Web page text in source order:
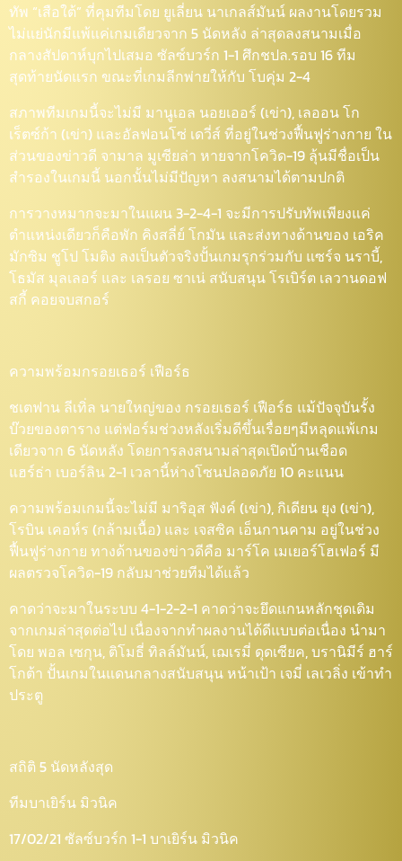
ทัพ “เสือใต้” ที่คุมทีมโดย ยูเลี่ยน นาเกลส์มันน์ ผลงานโดยรวม
ไม่แย่นักมีแพ้แค่เกมเดียวจาก 5 นัดหลัง ล่าสุดลงสนามเมื่อ
กลางสัปดาห์บุกไปเสมอ ซัลซ์บวร์ก 1-1 ศึกชปล.รอบ 16 ทีม
สุดท้ายนัดแรก ขณะที่เกมลีกพ่ายให้กับ โบคุ่ม 2-4
สภาพทีมเกมนี้จะไม่มี มานูเอล นอยเออร์ (เข่า), เลออน โก
เร็ตซ์ก้า (เข่า) และอัลฟอนโซ่ เดวี่ส์ ที่อยู่ในช่วงฟื้นฟูร่างกาย ใน
ส่วนของข่าวดี จามาล มูเซียล่า หายจากโควิด-19 ลุ้นมีชื่อเป็น
สำรองในเกมนี้ นอกนั้นไม่มีปัญหา ลงสนามได้ตามปกติ
การวางหมากจะมาในแผน 3-2-4-1 จะมีการปรับทัพเพียงแค่
ตำแหน่งเดียวก็คือพัก คิงสลี่ย์ โกมัน และส่งทางด้านของ เอริค
มักซิม ชูโป โมติง ลงเป็นตัวจริงปั้นเกมรุกร่วมกับ แซร์จ นราบี้,
โธมัส มุลเลอร์ และ เลรอย ซาเน่ สนับสนุน โรเบิร์ต เลวานดอฟ
สกี้ คอยจบสกอร์
ความพร้อมกรอยเธอร์ เฟือร์ธ
ชเตฟาน ลีเทิ่ล นายใหญ่ของ กรอยเธอร์ เฟือร์ธ แม้ปัจจุบันรั้ง
บ๊วยของตาราง แต่ฟอร์มช่วงหลังเริ่มดีขึ้นเรื่อยๆมีหลุดแพ้เกม
เดียวจาก 6 นัดหลัง โดยการลงสนามล่าสุดเปิดบ้านเชือด
แฮร์ธ่า เบอร์ลิน 2-1 เวลานี้ห่างโซนปลอดภัย 10 คะแนน
ความพร้อมเกมนี้จะไม่มี มาริอุส ฟังค์ (เข่า), กิเดียน ยุง (เข่า),
โรบิน เคอห์ร (กล้ามเนื้อ) และ เจสซิค เอ็นกานคาม อยู่ในช่วง
ฟื้นฟูร่างกาย ทางด้านของข่าวดีคือ มาร์โค เมเยอร์โฮเฟอร์ มี
ผลตรวจโควิด-19 กลับมาช่วยทีมได้แล้ว
คาดว่าจะมาในระบบ 4-1-2-2-1 คาดว่าจะยึดแกนหลักชุดเดิม
จากเกมล่าสุดต่อไป เนื่องจากทำผลงานได้ดีแบบต่อเนื่อง นำมา
โดย พอล เซกุน, ติโมธี่ ทิลล์มันน์, เฌเรมี่ ดุดเซียค, บรานิมีร์ ฮาร์
โกต้า ปั้นเกมในแดนกลางสนับสนุน หน้าเป้า เจมี่ เลเวลิ่ง เข้าทำ
ประตู
สถิติ 5 นัดหลังสุด
ทีมบาเยิร์น มิวนิค
17/02/21 ซัลซ์บวร์ก 1-1 บาเยิร์น มิวนิค